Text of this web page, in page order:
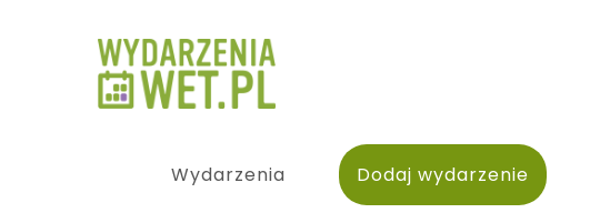
Wydarzenia Dodaj wydarzenie